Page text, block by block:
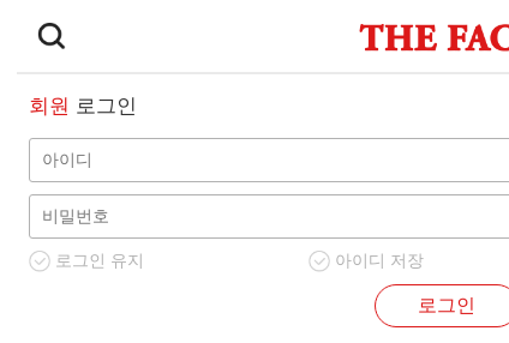
회원 로그인
로그인 유지 아이디 저장
로그인